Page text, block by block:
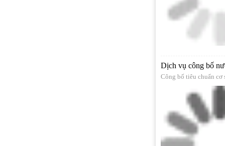
Dịch vụ công bố
Công bố tiêu chuẩn cơ